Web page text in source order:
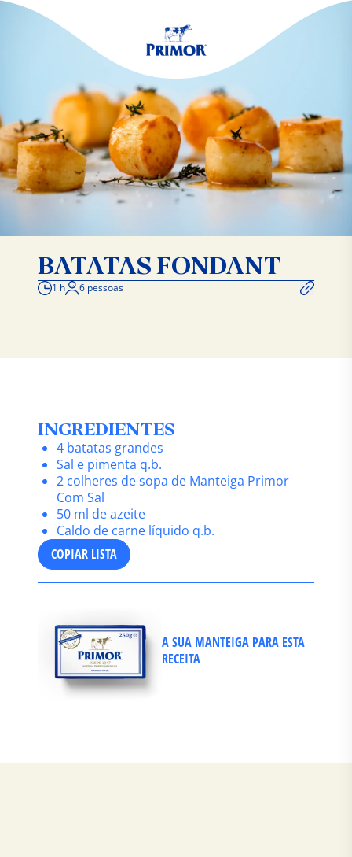
BATATAS FONDANT
1 h 6 pessoas
INGREDIENTES
4 batatas grandes
Sal e pimenta q.b.
2 colheres de sopa de Manteiga Primor
Com Sal
50 ml de azeite
Caldo de carne líquido q.b.
COPIAR LISTA
A SUA MANTEIGA PARA ESTA
RECEITA